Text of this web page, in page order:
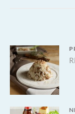
articoli
Previous
post: